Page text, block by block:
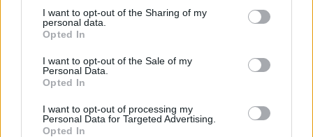
I want to opt-out of the Sharing of my
personal data.
Opted In
I want to opt-out of the Sale of my
Personal Data.
Opted In
I want to opt-out of processing my
Personal Data for Targeted Advertising.
Opted In
Publicitate - vineri, 25 noiembrie 2022